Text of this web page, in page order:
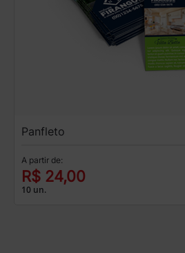
Panfleto
A partir de:
R$ 24,00
10 un.